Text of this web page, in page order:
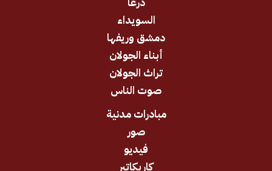
دمشق وريفها
أبناء الجولان
تراث الجولان
صوت الناس
مبادرات مدنية